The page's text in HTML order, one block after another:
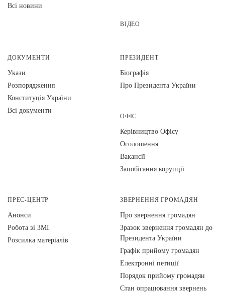
Всі новини
ВІДЕО
ДОКУМЕНТИ
Укази
Розпорядження
Конституція України
Всі документи
ПРЕЗИДЕНТ
Біографія
Про Президента України
ОФІС
Керівництво Офісу
Оголошення
Вакансії
Запобігання корупції
ПРЕС-ЦЕНТР
Анонси
Робота зі ЗМІ
Розсилка матеріалів
ЗВЕРНЕННЯ ГРОМАДЯН
Про звернення громадян
Зразок звернення громадян до
Президента України
Графік прийому громадян
Електронні петиції
Порядок прийому громадян
Стан опрацювання звернень